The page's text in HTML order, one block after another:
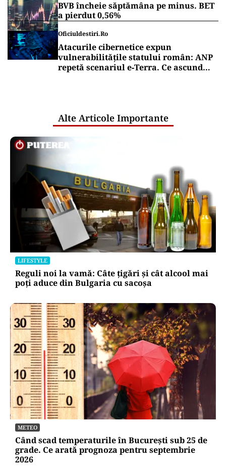
BVB încheie săptămâna pe minus. BET
a pierdut 0,56%
Oficiuldestiri.ro
Atacurile cibernetice expun
vulnerabilitățile statului român: ANP
repetă scenariul e‑Terra. Ce ascund
Alte Articole Importante
LIFESTYLE
Reguli noi la vamă: Câte țigări și cât alcool mai
poți aduce din Bulgaria cu sacoșa
METEO
Când scad temperaturile în București sub 25 de
grade. Ce arată prognoza pentru septembrie
2026